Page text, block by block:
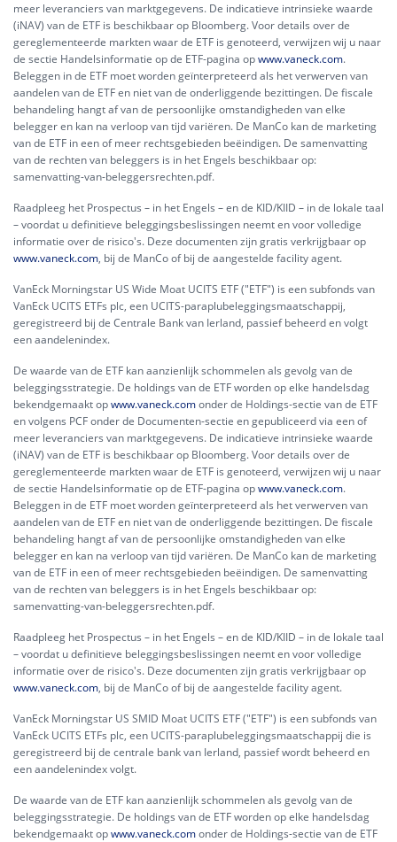
meer leveranciers van marktgegevens. De indicatieve intrinsieke waarde
(iNAV) van de ETF is beschikbaar op Bloomberg. Voor details over de
gereglementeerde markten waar de ETF is genoteerd, verwijzen wij u naar
de sectie Handelsinformatie op de ETF-pagina opwww.vaneck.com.
Beleggen in de ETF moet worden geïnterpreteerd als het verwerven van
aandelen van de ETF en niet van de onderliggende bezittingen. De fiscale
behandeling hangt af van de persoonlijke omstandigheden van elke
belegger en kan na verloop van tijd variëren. De ManCo kan de marketing
van de ETF in een of meer rechtsgebieden beëindigen. De samenvatting
van de rechten van beleggers is in het Engels beschikbaar op:
samenvatting-van-beleggersrechten.pdf.
Raadpleeg het Prospectus – in het Engels – en de KID/KIID – in de lokale taal
– voordat u definitieve beleggingsbeslissingen neemt en voor volledige
informatie over de risico's. Deze documenten zijn gratis verkrijgbaar op
www.vaneck.com, bij de ManCo of bij de aangestelde facility agent.
VanEck Morningstar US Wide Moat UCITS ETF ("ETF") is een subfonds van
VanEck UCITS ETFs plc, een UCITS-paraplubeleggingsmaatschappij,
geregistreerd bij de Centrale Bank van Ierland, passief beheerd en volgt
een aandelenindex.
De waarde van de ETF kan aanzienlijk schommelen als gevolg van de
beleggingsstrategie. De holdings van de ETF worden op elke handelsdag
bekendgemaakt opwww.vaneck.comonder de Holdings-sectie van de ETF
en volgens PCF onder de Documenten-sectie en gepubliceerd via een of
meer leveranciers van marktgegevens. De indicatieve intrinsieke waarde
(iNAV) van de ETF is beschikbaar op Bloomberg. Voor details over de
gereglementeerde markten waar de ETF is genoteerd, verwijzen wij u naar
de sectie Handelsinformatie op de ETF-pagina opwww.vaneck.com.
Beleggen in de ETF moet worden geïnterpreteerd als het verwerven van
aandelen van de ETF en niet van de onderliggende bezittingen. De fiscale
behandeling hangt af van de persoonlijke omstandigheden van elke
belegger en kan na verloop van tijd variëren. De ManCo kan de marketing
van de ETF in een of meer rechtsgebieden beëindigen. De samenvatting
van de rechten van beleggers is in het Engels beschikbaar op:
samenvatting-van-beleggersrechten.pdf.
Raadpleeg het Prospectus – in het Engels – en de KID/KIID – in de lokale taal
– voordat u definitieve beleggingsbeslissingen neemt en voor volledige
informatie over de risico's. Deze documenten zijn gratis verkrijgbaar op
www.vaneck.com, bij de ManCo of bij de aangestelde facility agent.
VanEck Morningstar US SMID Moat UCITS ETF ("ETF") is een subfonds van
VanEck UCITS ETFs plc, een UCITS-paraplubeleggingsmaatschappij die is
geregistreerd bij de centrale bank van Ierland, passief wordt beheerd en
een aandelenindex volgt.
De waarde van de ETF kan aanzienlijk schommelen als gevolg van de
beleggingsstrategie. De holdings van de ETF worden op elke handelsdag
bekendgemaakt opwww.vaneck.comonder de Holdings-sectie van de ETF